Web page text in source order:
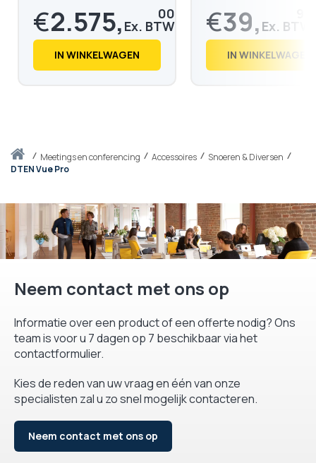
Thuismeetings en conferencing Accessoires
Snoeren & Diversen
DTEN Vue Pro
€2.575, 00
€ 3.115,
IN WINKELWAGEN
€39,
€ 48,
IN WINKELWAGEN
Neem contact met ons op
Informatie over een product of een offerte nodig? Ons
team is voor u 7 dagen op 7 beschikbaar via het
contactformulier.
Kies de reden van uw vraag en één van onze
specialisten zal u zo snel mogelijk contacteren.
Neem contact met ons op